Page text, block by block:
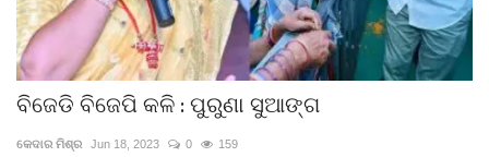
ବିଜେଡି ବିଜେପି କଳି : ପୁରୁଣା ସୁଆଙ୍ଗ
କେଦାର ମିଶ୍ର Jun 18, 2023 0 159